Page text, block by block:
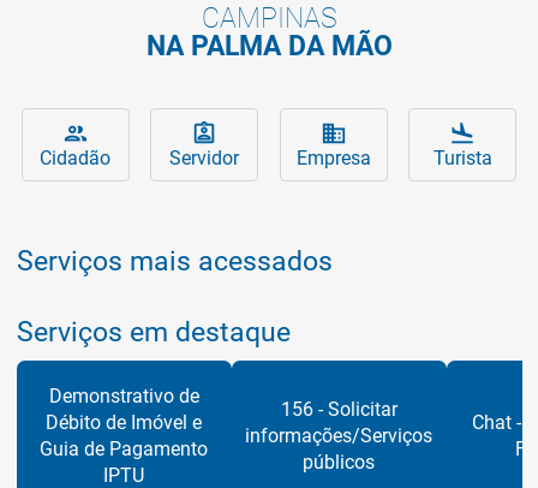
CAMPINAS
NA PALMA DA MÃO
people
Cidadão
Serviços da Prefeitura para você
assignment_ind
Servidor
Principais assuntos que interessam ao
business
Empresa
Serviços da Prefeitura
flight_land
Turista
Serviços mais acessados
Serviços em destaque
Demonstrativo de
Débito de Imóvel e
Guia de Pagamento
IPTU
156 - Solicitar
informações/Serviços
públicos
Chat -